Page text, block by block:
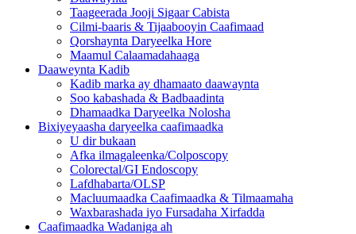
Taageerada Jooji Sigaar Cabista
Cilmi-baaris & Tijaabooyin Caafimaad
Qorshaynta Daryeelka Hore
Maamul Calaamadahaaga
Daaweynta Kadib
Kadib marka ay dhamaato daawaynta
Soo kabashada & Badbaadinta
Dhamaadka Daryeelka Nolosha
Bixiyeyaasha daryeelka caafimaadka
U dir bukaan
Afka ilmagaleenka/Colposcopy
Colorectal/GI Endoscopy
Lafdhabarta/OLSP
Macluumaadka Caafimaadka & Tilmaamaha
Waxbarashada iyo Fursadaha Xirfadda
Caafimaadka Wadaniga ah